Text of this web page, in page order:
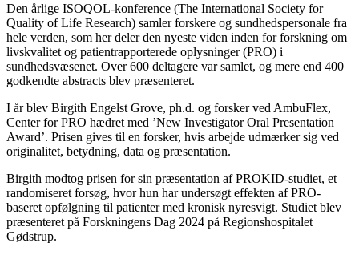
Den årlige ISOQOL-konference (The International Society for
Quality of Life Research) samler forskere og sundhedspersonale fra
hele verden, som her deler den nyeste viden inden for forskning om
livskvalitet og patientrapporterede oplysninger (PRO) i
sundhedsvæsenet. Over 600 deltagere var samlet, og mere end 400
godkendte abstracts blev præsenteret.
I år blev Birgith Engelst Grove, ph.d. og forsker ved AmbuFlex,
Center for PRO hædret med ’New Investigator Oral Presentation
Award’. Prisen gives til en forsker, hvis arbejde udmærker sig ved
originalitet, betydning, data og præsentation.
Birgith modtog prisen for sin præsentation af PROKID-studiet, et
randomiseret forsøg, hvor hun har undersøgt effekten af PRO-
baseret opfølgning til patienter med kronisk nyresvigt. Studiet blev
præsenteret på Forskningens Dag 2024 på Regionshospitalet
Gødstrup.